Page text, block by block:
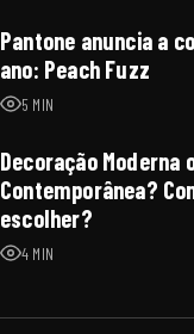
Pantone anuncia a
ano: Peach Fuzz
5 MIN
Decoração Moderna
Contemporânea?
escolher?
4 MIN